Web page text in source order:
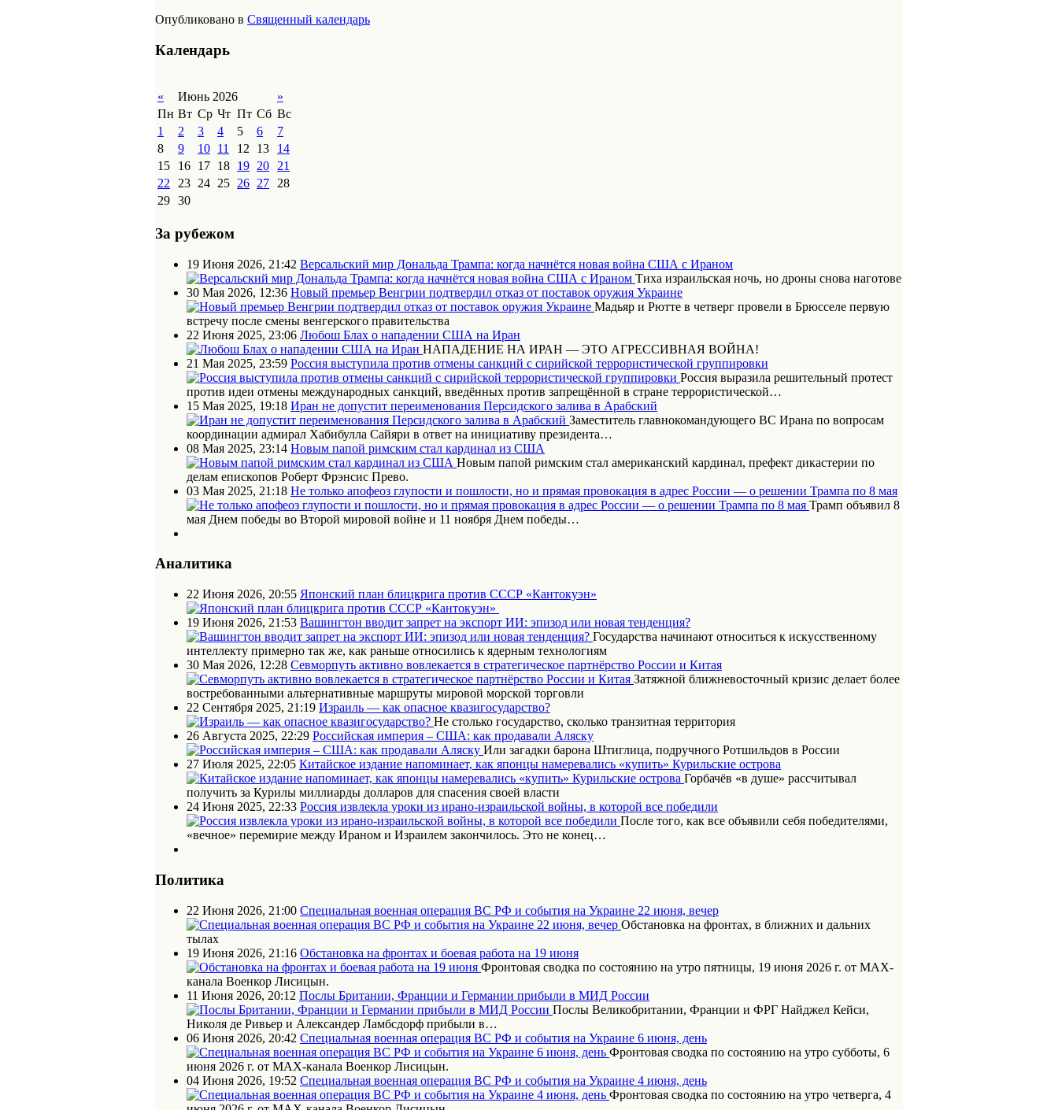
Опубликовано в Священный календарь
Календарь
« Июнь 2026
»
Пн Вт Ср Чт Пт Сб Вс
1
2 3 4 5 6
7
8
9 10 11 12 13
14
15
16 17 18 19 20
21
22
23 24 25 26 27
28
29 30
За рубежом
19 Июня 2026, 21:42 Версальский мир Дональда Трампа: когда начнётся новая война США с Ираном
Тиха израильская ночь, но дроны снова наготове
30 Мая 2026, 12:36 Новый премьер Венгрии подтвердил отказ от поставок оружия Украине
Мадьяр и Рютте в четверг провели в Брюсселе первую
встречу после смены венгерского правительства
22 Июня 2025, 23:06 Любош Блах о нападении США на Иран
НАПАДЕНИЕ НА ИРАН — ЭТО АГРЕССИВНАЯ ВОЙНА!
21 Мая 2025, 23:59 Россия выступила против отмены санкций с сирийской террористической группировки
Россия выразила решительный протест
против идеи отмены международных санкций, введённых против запрещённой в стране террористической…
15 Мая 2025, 19:18 Иран не допустит переименования Персидского залива в Арабский
Заместитель главнокомандующего ВС Ирана по вопросам
координации адмирал Хабибулла Сайяри в ответ на инициативу президента…
08 Мая 2025, 23:14 Новым папой римским стал кардинал из США
Новым папой римским стал американский кардинал, префект дикастерии по
делам епископов Роберт Фрэнсис Прево.
03 Мая 2025, 21:18 Не только апофеоз глупости и пошлости, но и прямая провокация в адрес России — о решении Трампа по 8 мая
Трамп объявил 8
мая Днем победы во Второй мировой войне и 11 ноября Днем победы…
Аналитика
22 Июня 2026, 20:55 Японский план блицкрига против СССР «Кантокуэн»
19 Июня 2026, 21:53 Вашингтон вводит запрет на экспорт ИИ: эпизод или новая тенденция?
Государства начинают относиться к искусственному
интеллекту примерно так же, как раньше относились к ядерным технологиям
30 Мая 2026, 12:28 Севморпуть активно вовлекается в стратегическое партнёрство России и Китая
Затяжной ближневосточный кризис делает более
востребованными альтернативные маршруты мировой морской торговли
22 Сентября 2025, 21:19 Израиль — как опасное квазигосударство?
Не столько государство, сколько транзитная территория
26 Августа 2025, 22:29 Российская империя – США: как продавали Аляску
Или загадки барона Штиглица, подручного Ротшильдов в России
27 Июля 2025, 22:05 Китайское издание напоминает, как японцы намеревались «купить» Курильские острова
Горбачёв «в душе» рассчитывал
получить за Курилы миллиарды долларов для спасения своей власти
24 Июня 2025, 22:33 Россия извлекла уроки из ирано-израильской войны, в которой все победили
После того, как все объявили себя победителями,
«вечное» перемирие между Ираном и Израилем закончилось. Это не конец…
Политика
22 Июня 2026, 21:00 Специальная военная операция ВС РФ и события на Украине 22 июня, вечер
Обстановка на фронтах, в ближних и дальних
тылах
19 Июня 2026, 21:16 Обстановка на фронтах и боевая работа на 19 июня
Фронтовая сводка по состоянию на утро пятницы, 19 июня 2026 г. от МАХ-
канала Военкор Лисицын.
11 Июня 2026, 20:12 Послы Британии, Франции и Германии прибыли в МИД России
Послы Великобритании, Франции и ФРГ Найджел Кейси,
Николя де Ривьер и Александер Ламбсдорф прибыли в…
06 Июня 2026, 20:42 Специальная военная операция ВС РФ и события на Украине 6 июня, день
Фронтовая сводка по состоянию на утро субботы, 6
июня 2026 г. от МАХ-канала Военкор Лисицын.
04 Июня 2026, 19:52 Специальная военная операция ВС РФ и события на Украине 4 июня, день
Фронтовая сводка по состоянию на утро четверга, 4